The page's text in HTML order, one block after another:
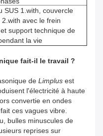
SUS 1.with, couvercle
2.with avec le frein
support technique de
la vie
fait-il le travail ?
de Limplus est
l'électricité à haute
convertie en ondes
ces vagues vibre.
bulles minuscules de
reprises sur